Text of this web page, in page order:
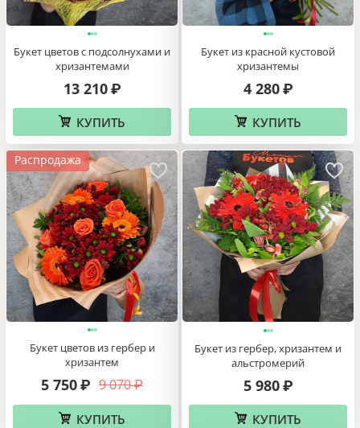
Букет цветов с подсолнухами и
хризантемами
13 210 ₽
КУПИТЬ
Букет из красной кустовой
хризантемы
4 280 ₽
КУПИТЬ
Распродажа
Букет цветов из гербер и
хризантем
9 070 ₽
5 750₽
КУПИТЬ
Букет из гербер, хризантем и
альстромерий
5 980 ₽
КУПИТЬ